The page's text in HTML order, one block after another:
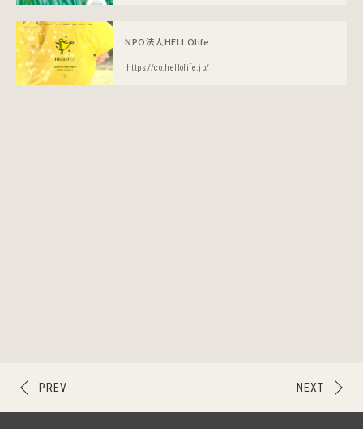
NPO法人HELLOlife
https://co.hellolife.jp/
NEXT
PREV